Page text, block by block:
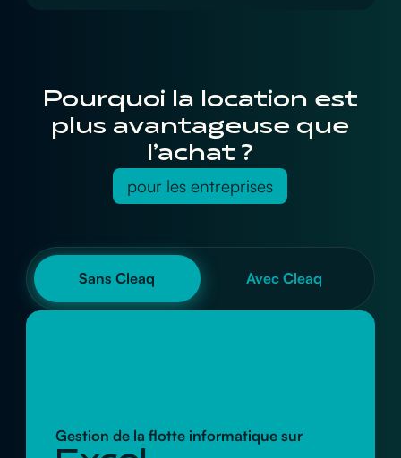
Pourquoi la location est
plus avantageuse que
l’achat ?
pour les entreprises
Gestion de la flotte informatique sur
Sans Cleaq Avec Cleaq